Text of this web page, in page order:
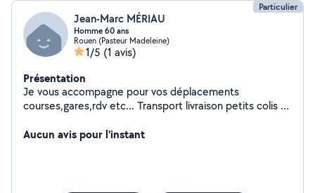
Particulier
Jean-Marc MÉRIAU
Homme 60 ans
Rouen (Pasteur Madeleine)
1/5 (1 avis)
Présentation
Je vous accompagne pour vos déplacements
courses,gares,rdv etc... Transport livraison petits colis Je
Aucun avis pour l'instant